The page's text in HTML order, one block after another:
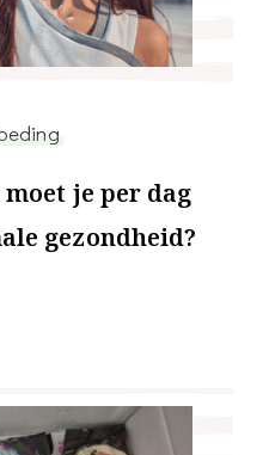
je per dag
gezondheid?